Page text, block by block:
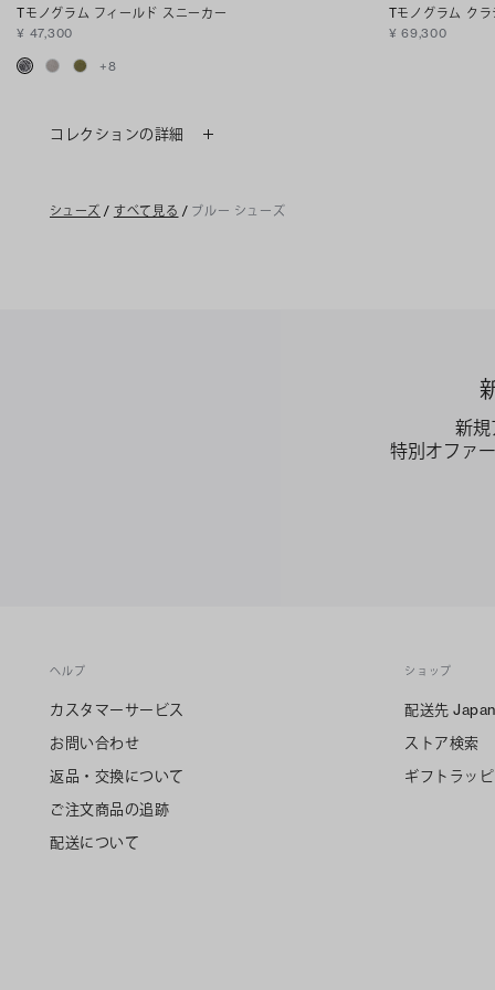
Tモノグラム フィールド スニーカー
¥ 47,300
+8
Tモノグラム ク
¥ 69,300
コレクションの詳細
シューズ / すべて見る / ブルー シューズ
新
特別オファ
ヘルプ
カスタマーサービス
お問い合わせ
返品・交換について
ご注文商品の追跡
配送について
ショップ
配送先 Japan
ストア検索
ギフトラッ